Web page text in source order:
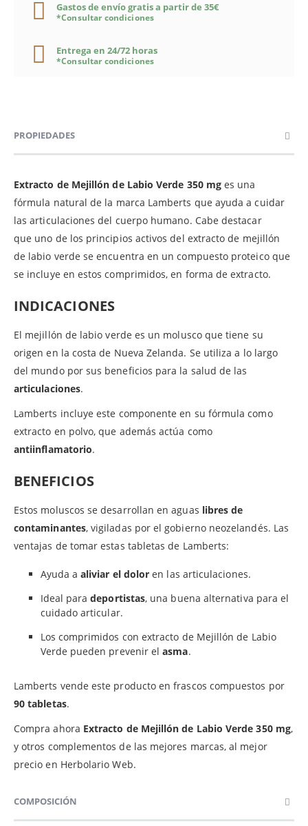
Gastos de envío gratis a partir de 35€
*Consultar condiciones
Entrega en 24/72 horas
*Consultar condiciones
PROPIEDADES
Extracto de Mejillón de Labio Verde 350 mges una
fórmula natural de la marca Lamberts que ayuda a cuidar
las articulaciones del cuerpo humano. Cabe destacar
que uno de los principios activos del extracto de mejillón
de labio verde se encuentra en un compuesto proteico que
se incluye en estos comprimidos, en forma de extracto.
INDICACIONES
El mejillón de labio verde es un molusco que tiene su
origen en la costa de Nueva Zelanda. Se utiliza a lo largo
del mundo por sus beneficios para la salud de las
articulaciones.
Lamberts incluye este componente en su fórmula como
extracto en polvo, que además actúa como
antiinflamatorio.
BENEFICIOS
Estos moluscos se desarrollan en aguas libres de
contaminantes, vigiladas por el gobierno neozelandés. Las
ventajas de tomar estas tabletas de Lamberts:
Ayuda aaliviar el dolor en las articulaciones.
Ideal paradeportistas, una buena alternativa para el
cuidado articular.
Los comprimidos con extracto de Mejillón de Labio
Verde pueden prevenir elasma.
Lamberts vende este producto en frascos compuestos por
90 tabletas.
Compra ahora Extracto de Mejillón de Labio Verde 350 mg,
y otros complementos de las mejores marcas, al mejor
precio en Herbolario Web.
COMPOSICIÓN